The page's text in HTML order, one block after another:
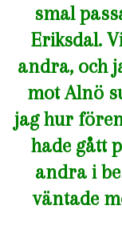
smal
Eriksdal.
andra, och
mot Alnö
jag hur
hade gått
andra i
väntade